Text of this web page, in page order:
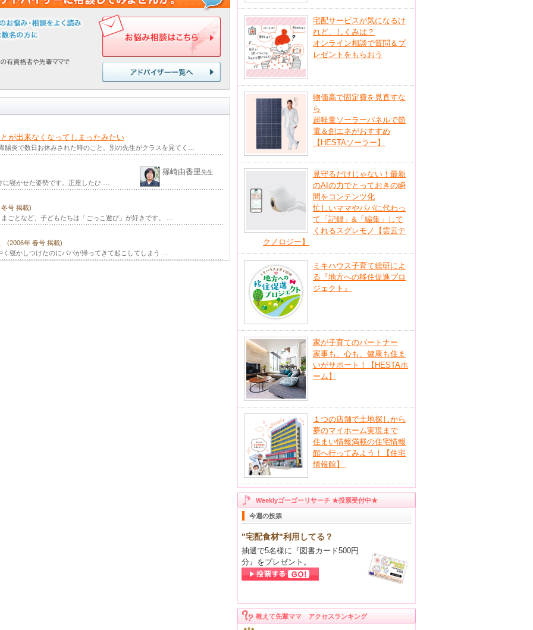
が出来なくなってしまったみたい
腸炎で数日お休みされた時のこと。別の先生がクラスを見てく…
寝かせた姿勢です。正座したひ …
篠崎由香里先生
号 掲載)
ごとなど、子どもたちは「ごっこ遊び」が好きです。 …
(2006年 春号 掲載)
寝かしつけたのにパパが帰ってきて起こしてしまう …
宅配サービスが気になるけ
れど、しくみは？
オンライン相談で質問＆プ
レゼントをもらおう
物価高で固定費を見直すな
ら
超軽量ソーラーパネルで節
電＆創エネがおすすめ
【HESTAソーラー】
見守るだけじゃない！最新
のAIの力でとっておきの瞬
間をコンテンツ化
忙しいママやパパに代わっ
て「記録」&「編集」して
くれるスグレモノ【雲云テ
クノロジー】
ミキハウス子育て総研によ
る『地方への移住促進プロ
ジェクト』
家が子育てのパートナー
家事も、心も、健康も住ま
いがサポート！【HESTAホ
ーム】
１つの店舗で土地探しから
夢のマイホーム実現まで
住まい情報満載の住宅情報
館へ行ってみよう！【住宅
情報館】
Weeklyゴーゴーリサーチ ★投票受付中★
今週の投票
"宅配食材"利用してる？
抽選で5名様に『図書カード500円
分』をプレゼント。
教えて先輩ママ アクセスランキング